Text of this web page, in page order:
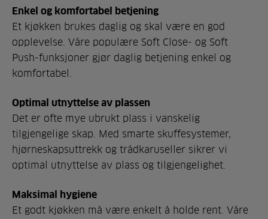
Enkel og komfortabel betjening
Et kjøkken brukes daglig og skal være en god
opplevelse. Våre populære Soft Close- og Soft
Push-funksjoner gjør daglig betjening enkel og
komfortabel.
Optimal utnyttelse av plassen
Det er ofte mye ubrukt plass i vanskelig
tilgjengelige skap. Med smarte skuffesystemer,
hjørneskapsuttrekk og trådkaruseller sikrer vi
optimal utnyttelse av plass og tilgjengelighet.
Maksimal hygiene
Et godt kjøkken må være enkelt å holde rent. Våre